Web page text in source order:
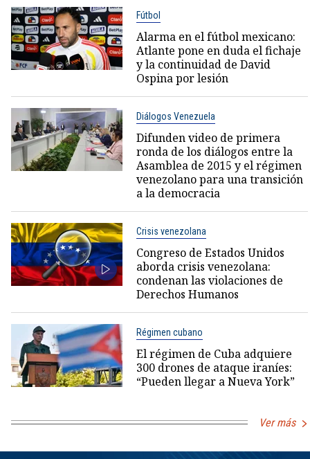
Fútbol
Alarma en el fútbol mexicano:
Atlante pone en duda el fichaje
y la continuidad de David
Ospina por lesión
Diálogos Venezuela
Difunden video de primera
ronda de los diálogos entre la
Asamblea de 2015 y el régimen
venezolano para una transición
a la democracia
Crisis venezolana
Congreso de Estados Unidos
aborda crisis venezolana:
condenan las violaciones de
Derechos Humanos
Régimen cubano
El régimen de Cuba adquiere
300 drones de ataque iraníes:
“Pueden llegar a Nueva York”
Ver más